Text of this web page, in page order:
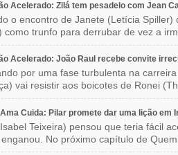
Acelerado: Zilá tem pesadelo com Jean
o encontro de Janete (Letícia Spiller)
como trunfo para derrubar de vez a
Acelerado: João Raul recebe convite
por uma fase turbulenta na
vai resistir aos boicotes de Ronei
Cuida: Pilar promete dar uma lição em
Teixeira) pensou que teria fácil
No próximo capítulo de Quem